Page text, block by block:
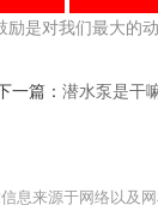
励是对我们最大的
一篇：潜水泵是干
息来源于网络以及